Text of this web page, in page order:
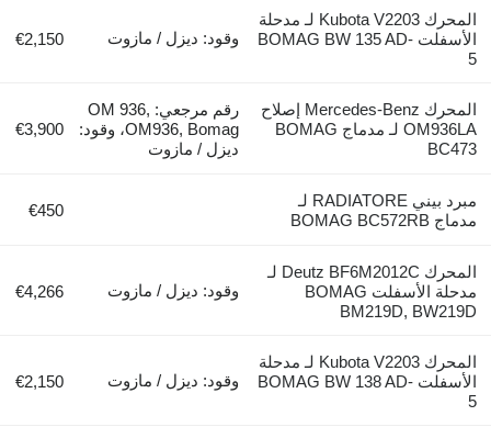
المحرك Kubota V2203 لـ مدحلة
الأسفلت BOMAG BW 135 AD-
5
وقود: ديزل / مازوت €2,150
المحرك Mercedes-Benz إصلاح
OM936LA لـ مدماج BOMAG
BC473
رقم مرجعي: OM 936,
OM936, Bomag، وقود:
ديزل / مازوت
€3,900
مبرد بيني RADIATORE لـ
مدماج BOMAG BC572RB
€450
المحرك Deutz BF6M2012C لـ
مدحلة الأسفلت BOMAG
BM219D, BW219D
وقود: ديزل / مازوت €4,266
المحرك Kubota V2203 لـ مدحلة
الأسفلت BOMAG BW 138 AD-
5
وقود: ديزل / مازوت €2,150